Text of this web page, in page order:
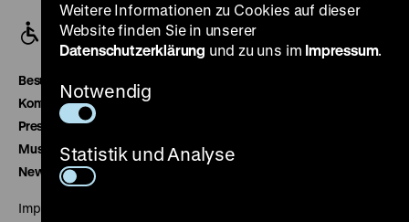
Besucherservice
Kontakt
Presse
Museumsverein
Newsletter
Impressum
Weitere Informationen zu Cookies auf dieser
Website finden Sie in unserer
Datenschutzerklärung und zu uns im Impressum.
Notwendig
Statistik und Analyse